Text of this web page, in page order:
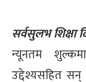
सर्वसुलभ शिक्षा
न्यूनतम
उद्देश्यसहित सन्